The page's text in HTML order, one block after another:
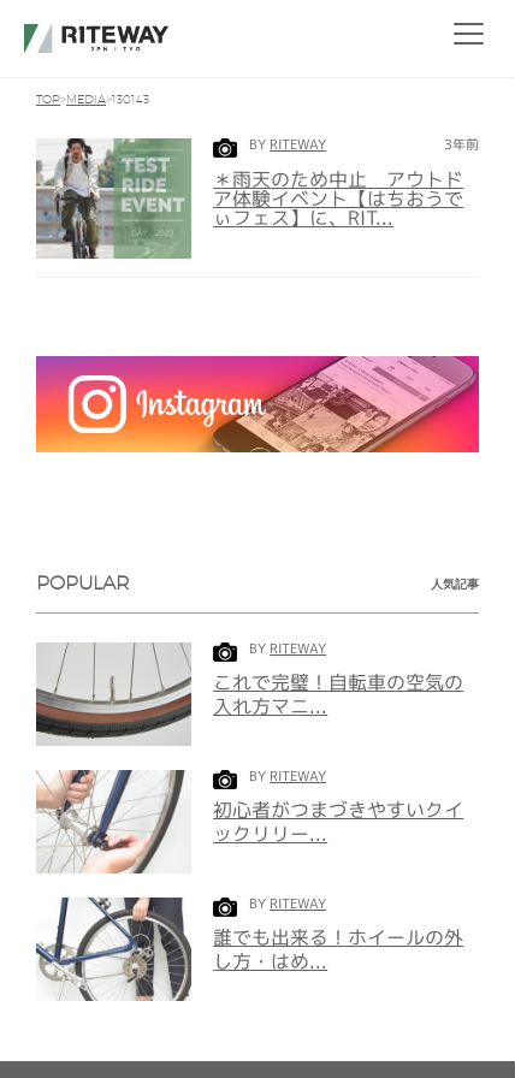
TOP MEDIA 130143
BY RITEWAY 3年前
＊雨天のため中止 アウトド
ア体験イベント【はちおうで
ぃフェス】に、RIT...
POPULAR 人気記事
BY RITEWAY
これで完璧！自転車の空気の
入れ方マニ...
BY RITEWAY
初心者がつまづきやすいクイ
ックリリー...
BY RITEWAY
誰でも出来る！ホイールの外
し方・はめ...